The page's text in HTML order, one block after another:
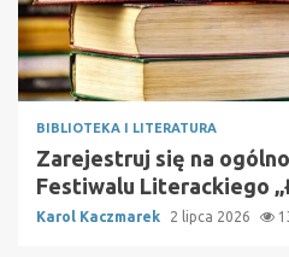
BIBLIOTEKA I LITERATURA
Zarejestruj się na
Festiwalu Literackiego
Karol Kaczmarek 2 lipca 2026